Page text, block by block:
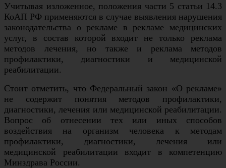
Учитывая изложенное, положения части 5 статьи 14.3
КоАП РФ применяются в случае выявления нарушения
законодательства о рекламе в рекламе медицинских
услуг, в состав которой входит не только реклама
методов лечения, но также и реклама методов
профилактики, диагностики и медицинской
реабилитации.
Стоит отметить, что Федеральный закон «О рекламе»
не содержит понятия методов профилактики,
диагностики, лечения или медицинской реабилитации.
Вопрос об отнесении тех или иных способов
воздействия на организм человека к методам
профилактики, диагностики, лечения или
медицинской реабилитации входит в компетенцию
Минздрава России.